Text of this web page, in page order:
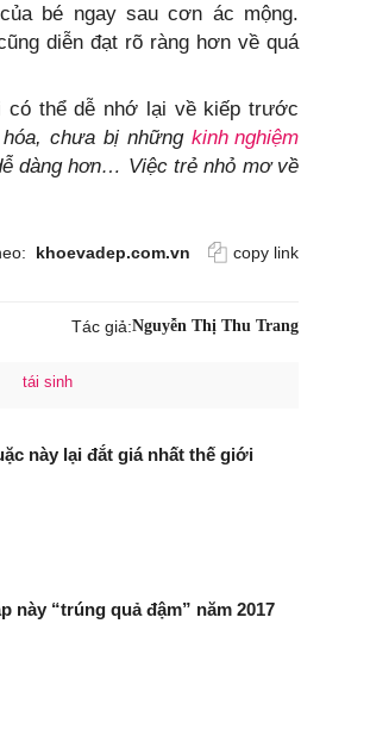
bé ngay sau cơn ác mộng.
diễn đạt rõ ràng hơn về quá
có thể dễ nhớ lại về kiếp trước
hóa, chưa bị nhữngkinh nghiệm
dàng hơn… Việc trẻ nhỏ mơ về
khoevadep.com.vn copy link
Tác giả:Nguyễn Thị Thu Trang
tái sinh
này lại đắt giá nhất thế giới
“trúng quả đậm” năm 2017